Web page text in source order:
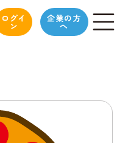
ログイ
ン
企業の方
へ